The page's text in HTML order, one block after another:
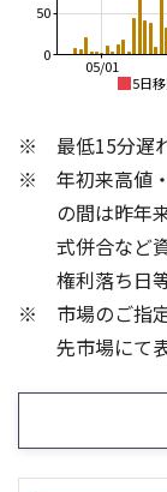
5日
05/01
0
50
13週
0
600
5ヶ月移動
0
2
4
最低15分遅
年初来高値
の間は昨年
式併合など
権利落ち日
市場のご指
先市場にて